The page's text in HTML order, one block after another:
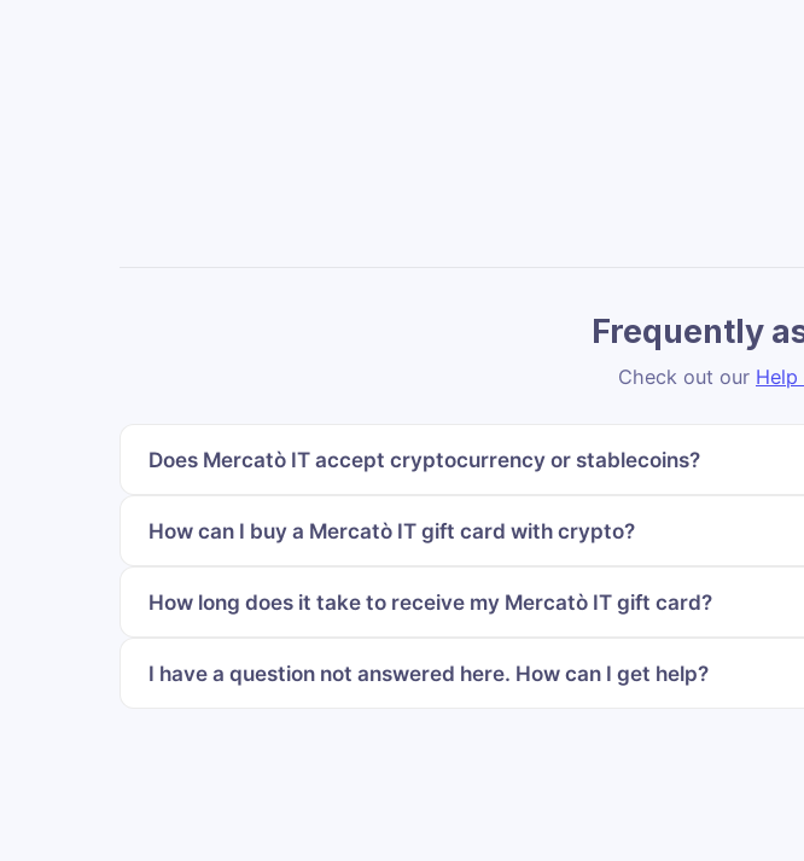
Frequently
Check out our Help
Does Mercatò IT accept cryptocurrency or stablecoins?
How can I buy a Mercatò IT gift card with crypto?
How long does it take to receive my Mercatò IT gift card?
I have a question not answered here. How can I get help?